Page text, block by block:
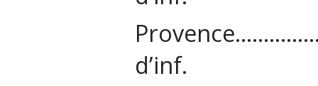
d’inf.